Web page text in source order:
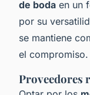
de boda en un
por su
se mantiene
el compromiso.
Proveedores